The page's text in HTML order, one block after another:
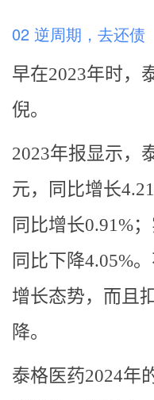
02 逆周期，去还债
早在2023年时，
倪。
2023年报显示，
元，同比增长
同比增长0.91%
同比下降4.05%
增长态势，而且
降。
泰格医药2024年